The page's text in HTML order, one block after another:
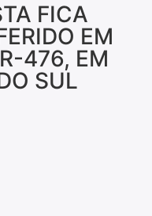
FICA
EM
476, EM
SUL